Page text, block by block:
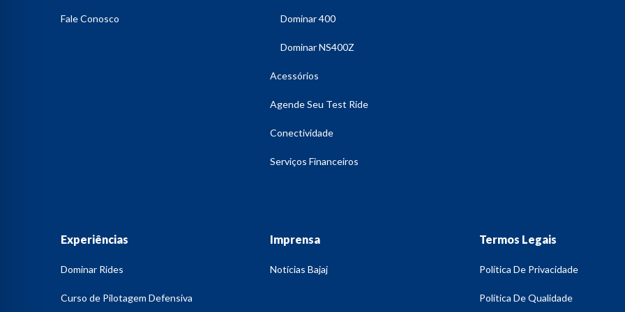
Fale Conosco Dominar 400
Dominar NS400Z
Acessórios
Agende Seu Test Ride
Conectividade
Serviços Financeiros
Experiências
Dominar Rides
Curso de Pilotagem Defensiva
Imprensa
Notícias Bajaj
Termos Legais
Política De Privacidade
Política De Qualidade